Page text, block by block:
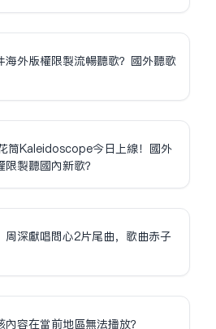
海外版權限制流暢聽歌？國外聽歌
筒Kaleidoscope今日上線！國外
制聽國內新歌？
周深獻唱問心2片尾曲，歌曲赤子
容在當前地區無法播放？